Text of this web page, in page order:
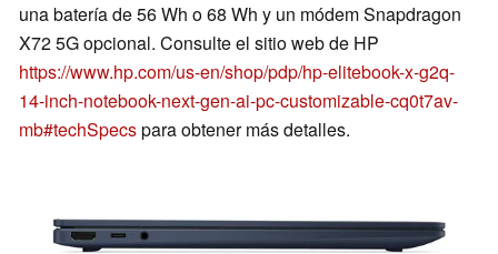
una batería de 56 Wh o 68 Wh y un módem Snapdragon
X72 5G opcional. Consulte el sitio web de HP
https://www.hp.com/us-en/shop/pdp/hp-elitebook-x-g2q-
14-inch-notebook-next-gen-ai-pc-customizable-cq0t7av-
mb#techSpecspara obtener más detalles.